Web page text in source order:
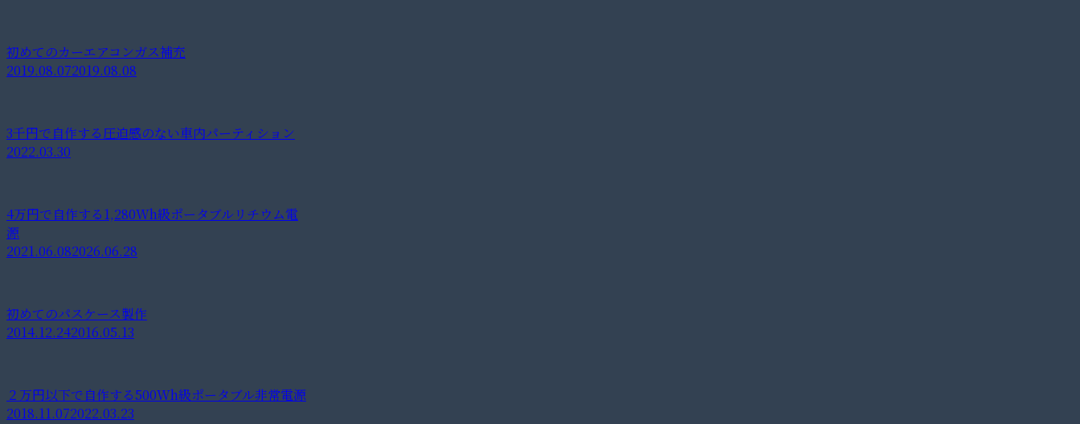
初めてのカーエアコンガス補充
2019.08.072019.08.08
3千円で自作する圧迫感のない車内パーティション
2022.03.30
4万円で自作する1,280Wh級ポータブルリチウム電
源
2021.06.082026.06.28
初めてのパスケース製作
2014.12.242016.05.13
２万円以下で自作する500Wh級ポータブル非常電源
2018.11.072022.03.23